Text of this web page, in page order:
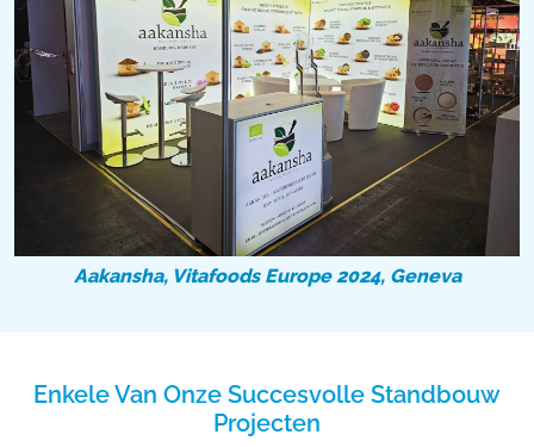
Aakansha, Vitafoods Europe 2024, Geneva
Enkele Van Onze Succesvolle Standbouw
Projecten